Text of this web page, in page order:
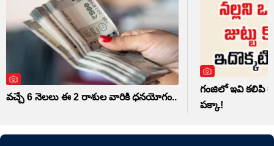
వచ్చే 6 నెలలు ఈ 2 రాశుల వారికి ధనయోగం..
గంజిలో ఇవి కలిపి
పక్కా!